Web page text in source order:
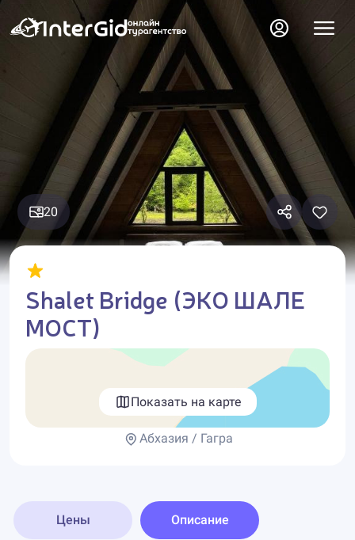
20
Shalet Bridge (ЭКО ШАЛЕ
МОСТ)
Показать на карте
Абхазия / Гагра
Цены Описание